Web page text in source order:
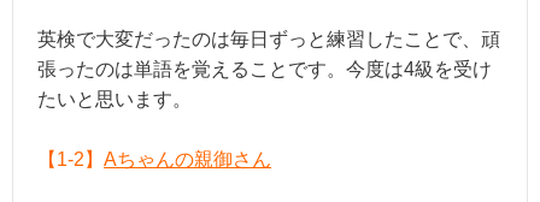
英検で大変だったのは毎日ずっと練習したことで、頑
張ったのは単語を覚えることです。今度は4級を受け
たいと思います。
【1-2】 Aちゃんの親御さん